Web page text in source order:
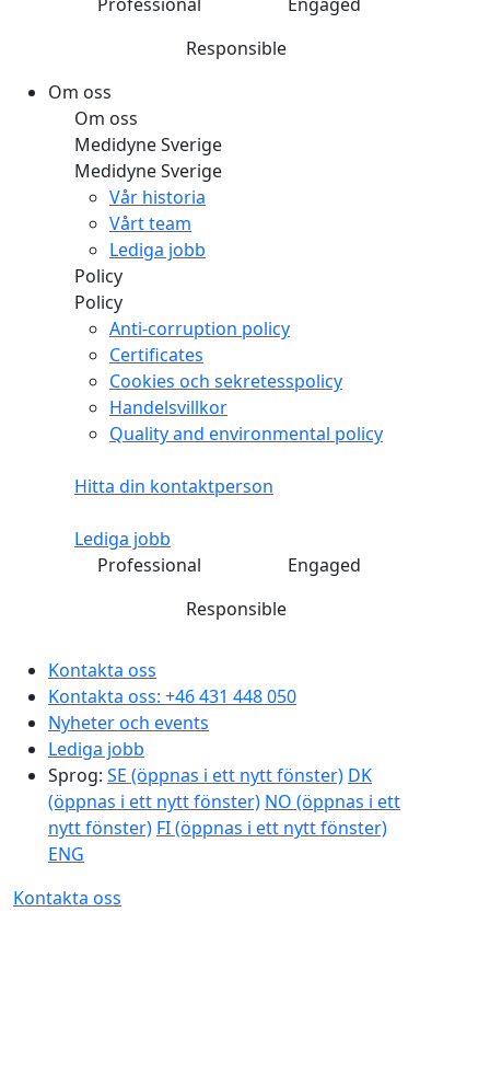
Responsible
Om oss
Om oss
Medidyne Sverige
Medidyne Sverige
Vår historia
Vårt team
Lediga jobb
Policy
Policy
Anti-corruption policy
Certificates
Cookies och sekretesspolicy
Handelsvillkor
Quality and environmental policy
Hitta din kontaktperson
Lediga jobb
Professional
Engaged
Responsible
Kontakta oss
Kontakta oss: +46 431 448 050
Nyheter och events
Lediga jobb
Sprog: SE (öppnas i ett nytt fönster) DK
(öppnas i ett nytt fönster) NO (öppnas i ett
nytt fönster) FI(öppnas i ett nytt fönster)
ENG
Kontakta oss